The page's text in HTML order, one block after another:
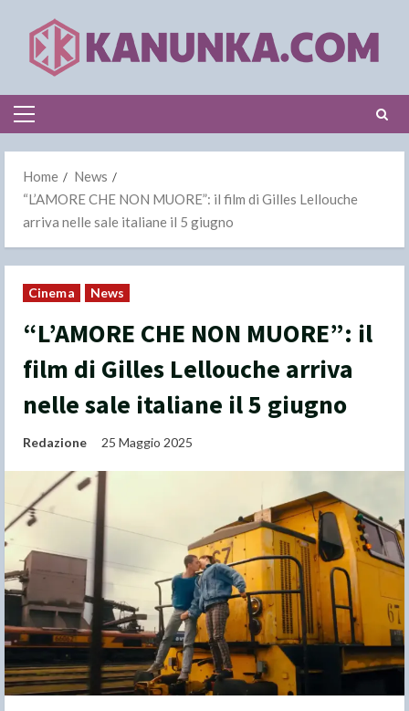
content
Primary
Home
News
“L’AMORE CHE NON MUORE”: il film di Gilles Lellouche
arriva nelle sale italiane il 5 giugno
Cinema News
“L’AMORE CHE NON MUORE”: il
film di Gilles Lellouche arriva
nelle sale italiane il 5 giugno
Redazione 25 Maggio 2025